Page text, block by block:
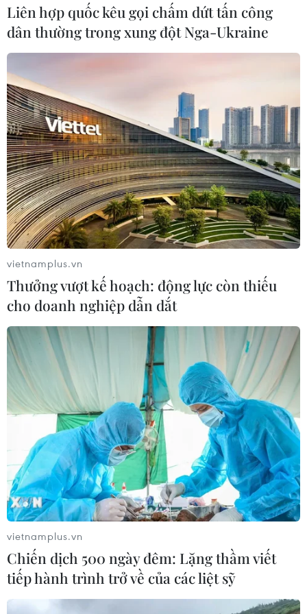
Liên hợp quốc kêu gọi chấm dứt tấn công
dân thường trong xung đột Nga-Ukraine
vietnamplus.vn
Thưởng vượt kế hoạch: động lực còn thiếu
cho doanh nghiệp dẫn dắt
vietnamplus.vn
Chiến dịch 500 ngày đêm: Lặng thầm viết
tiếp hành trình trở về của các liệt sỹ